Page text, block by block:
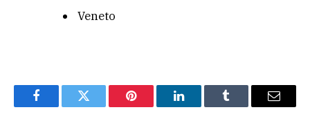
Veneto
FacebookTwitter Pinterest LinkedInTumblr Email